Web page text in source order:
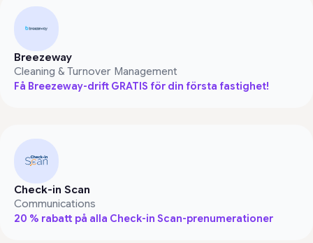
Breezeway
Cleaning & Turnover Management
Få Breezeway-drift GRATIS för din första fastighet!
Check-in Scan
Communications
20 % rabatt på alla Check-in Scan-prenumerationer